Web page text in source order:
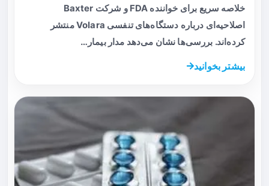
خلاصه سریع برای خواننده FDA و شرکت Baxter
اصلاحیه‌ای درباره دستگاه‌های تنفسی Volara منتشر
کرده‌اند. بررسی‌ها نشان می‌دهد مدار بیمار…
بیشتر بخوانید